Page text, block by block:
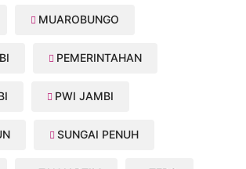
MUAROBUNGO
PEMERINTAHAN
PWI JAMBI
SUNGAI PENUH